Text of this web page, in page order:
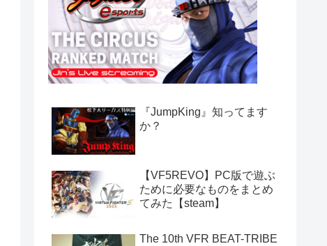
『JumpKing』知ってます
か？
【VF5REVO】PC版で遊ぶ
ために必要なものをまとめ
てみた【steam】
The 10th VFR BEAT-TRIBE